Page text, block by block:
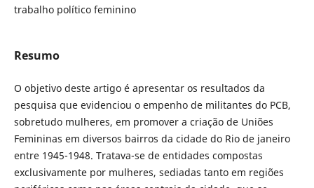
trabalho político feminino
Resumo
O objetivo deste artigo é apresentar os resultados da
pesquisa que evidenciou o empenho de militantes do PCB,
sobretudo mulheres, em promover a criação de Uniões
Femininas em diversos bairros da cidade do Rio de janeiro
entre 1945-1948. Tratava-se de entidades compostas
exclusivamente por mulheres, sediadas tanto em regiões